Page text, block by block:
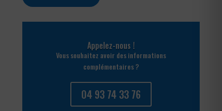
Appelez-nous !
Vous souhaitez avoir des informations
complémentaires ?
04 93 74 33 76